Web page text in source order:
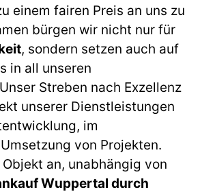
einem fairen Preis an uns zu
bürgen wir nicht nur für
, sondern setzen auch auf
in all unseren
Streben nach Exzellenz
unserer Dienstleistungen
im
von Projekten.
an, unabhängig von
Wuppertal durch